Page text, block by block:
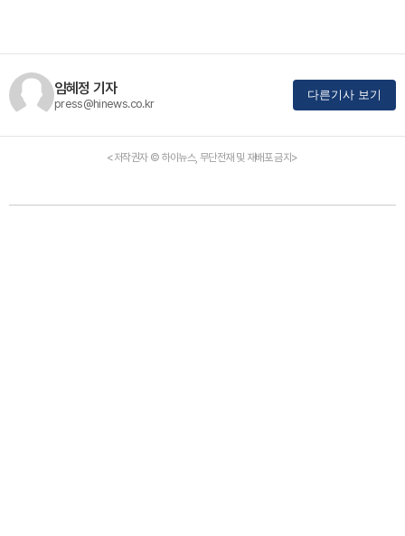
임혜정 기자
press@hinews.co.kr
다른기사 보기
<저작권자 © 하이뉴스, 무단전재 및 재배포 금지>